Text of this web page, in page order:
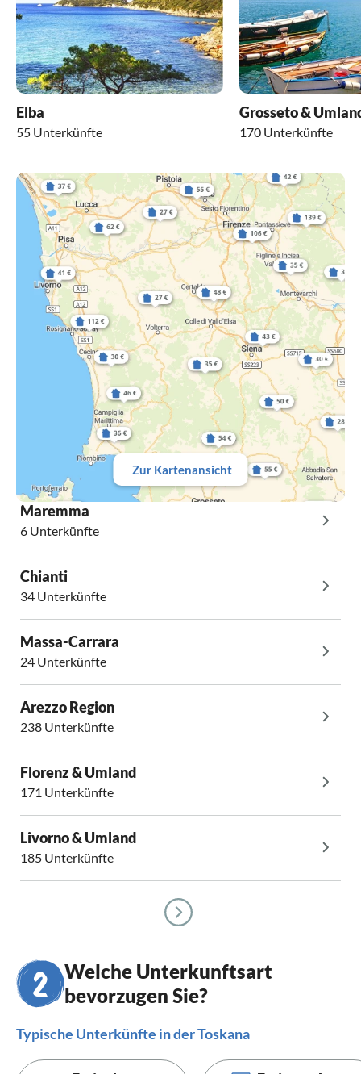
Elba
55 Unterkünfte
Grosseto &
170 Unterkünfte
Zur Kartenansicht
Maremma
6 Unterkünfte
Chianti
34 Unterkünfte
Massa-Carrara
24 Unterkünfte
Arezzo Region
238 Unterkünfte
Florenz & Umland
171 Unterkünfte
Livorno & Umland
185 Unterkünfte
Welche Unterkunftsart
bevorzugen Sie?
Typische Unterkünfte in der Toskana